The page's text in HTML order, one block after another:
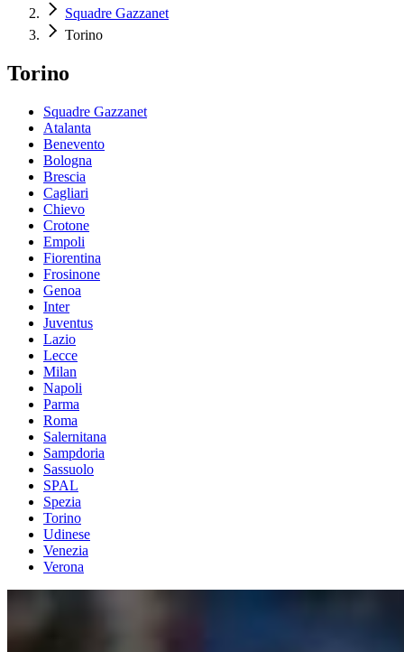
Squadre Gazzanet
Torino
Torino
Squadre Gazzanet
Atalanta
Benevento
Bologna
Brescia
Cagliari
Chievo
Crotone
Empoli
Fiorentina
Frosinone
Genoa
Inter
Juventus
Lazio
Lecce
Milan
Napoli
Parma
Roma
Salernitana
Sampdoria
Sassuolo
SPAL
Spezia
Torino
Udinese
Venezia
Verona